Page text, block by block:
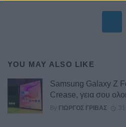
YOU MAY ALSO LIKE
Samsung Galaxy Z
Crease, γεια σου
By ΓΙΏΡΓΟΣ ΓΡΊΒΑΣ